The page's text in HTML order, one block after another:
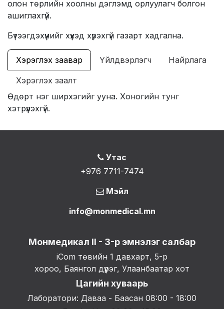
олон төрлийн хоолны дэглэмд орлуулагч болгон
ашиглахгүй.
Бүтээгдэхүүнийг хүүхэд хүрэхгүй газарт хадгална.
Хэрэглэх заавар Үйлдвэрлэгч Найрлага
Хэрэглэх заалт
Өдөрт нэг ширхэгийг ууна. Хоногийн тунг
хэтрүүлэхгүй.
Утас
+976 7711-7474
Мэйл
info@monmedical.mn
Монмедикал II - 3-р эмнэлэг салбар
iCom төвийн 1 давхарт, 5-р
хороо, Баянгол дүүрэг, Улаанбаатар хот
Цагийн хуваарь
Лаборатори: Даваа - Баасан 08:00 - 18:00